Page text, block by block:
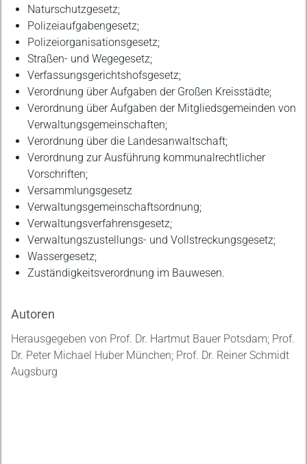
Naturschutzgesetz;
Polizeiaufgabengesetz;
Polizeiorganisationsgesetz;
Straßen- und Wegegesetz;
Verfassungsgerichtshofsgesetz;
Verordnung über Aufgaben der Großen Kreisstädte;
Verordnung über Aufgaben der Mitgliedsgemeinden von
Verwaltungsgemeinschaften;
Verordnung über die Landesanwaltschaft;
Verordnung zur Ausführung kommunalrechtlicher
Vorschriften;
Versammlungsgesetz
Verwaltungsgemeinschaftsordnung;
Verwaltungsverfahrensgesetz;
Verwaltungszustellungs- und Vollstreckungsgesetz;
Wassergesetz;
Zuständigkeitsverordnung im Bauwesen.
Autoren
Herausgegeben von Prof. Dr. Hartmut Bauer Potsdam; Prof.
Dr. Peter Michael Huber München; Prof. Dr. Reiner Schmidt
Augsburg